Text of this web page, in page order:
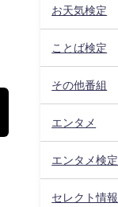
お天気検定
ことば検定
その他番組
エンタメ
エンタメ検定
セレクト情報